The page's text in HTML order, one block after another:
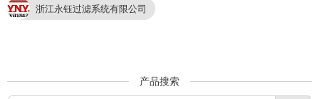
浙江永钰过滤系统有限公司
产品搜索